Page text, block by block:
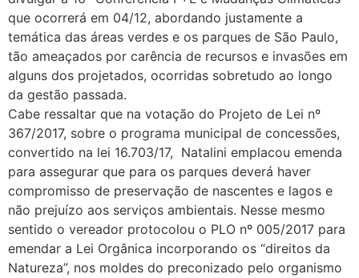
que ocorrerá em 04/12, abordando justamente a
temática das áreas verdes e os parques de São Paulo,
tão ameaçados por carência de recursos e invasões em
alguns dos projetados, ocorridas sobretudo ao longo
da gestão passada.
Cabe ressaltar que na votação do Projeto de Lei nº
367/2017, sobre o programa municipal de concessões,
convertido na lei 16.703/17, Natalini emplacou emenda
para assegurar que para os parques deverá haver
compromisso de preservação de nascentes e lagos e
não prejuízo aos serviços ambientais. Nesse mesmo
sentido o vereador protocolou o PLO nº 005/2017 para
emendar a Lei Orgânica incorporando os “direitos da
Natureza”, nos moldes do preconizado pelo organismo